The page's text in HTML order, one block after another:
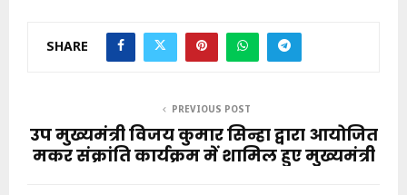
SHARE
PREVIOUS POST
उप मुख्यमंत्री विजय कुमार सिन्हा द्वारा आयोजित
मकर संक्रांति कार्यक्रम में शामिल हुए मुख्यमंत्री